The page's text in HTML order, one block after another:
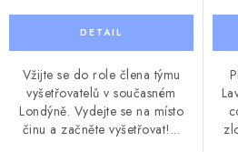
Vžijte se do role člena týmu
vyšetřovatelů v současném
Londýně. Vydejte se na místo
činu a začněte vyšetřovat!...